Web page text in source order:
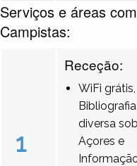
Serviços e áreas
Campistas:
1
Receção:
WiFi grátis,
Bibliografia
diversa
Açores e